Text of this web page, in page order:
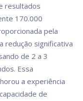
resultados
170.000
pela
redução significativa
de 2 a 3
Essa
a experiência
de